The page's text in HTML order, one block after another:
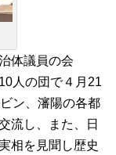
体議員の会
人の団で４月21
ン、瀋陽の各都
流し、また、日
相を見聞し歴史